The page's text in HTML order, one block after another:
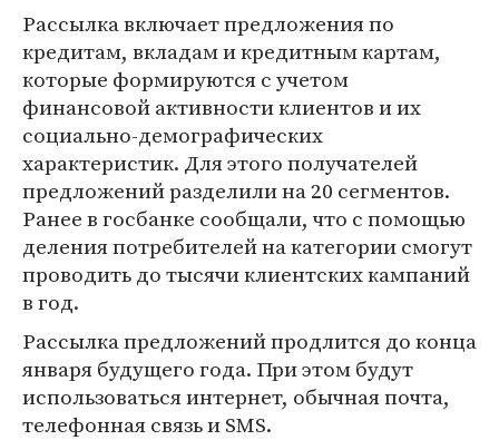
Рассылка включает предложения по
кредитам, вкладам и кредитным картам,
которые формируются с учетом
финансовой активности клиентов и их
социально-демографических
характеристик. Для этого получателей
предложений разделили на 20 сегментов.
Ранее в госбанке сообщали, что с помощью
деления потребителей на категории смогут
проводить до тысячи клиентских кампаний
в год.
Рассылка предложений продлится до конца
января будущего года. При этом будут
использоваться интернет, обычная почта,
телефонная связь и SMS.